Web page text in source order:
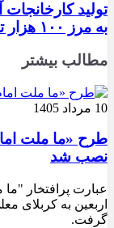
تولید
به مرز ۱۰۰ هزار تن نزدیک شد
مطالب بیشتر
10 مرداد 1405
طرح «ما ملت
نصب شد
عبارت پرافتخار
اربعین به کربلای
گرفت.